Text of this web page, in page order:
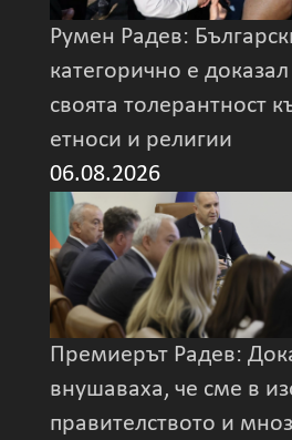
Румен Радев:
категорично е
своята толерантност
етноси и религии
06.08.2026
Премиерът Радев:
внушаваха, че сме в
правителството и